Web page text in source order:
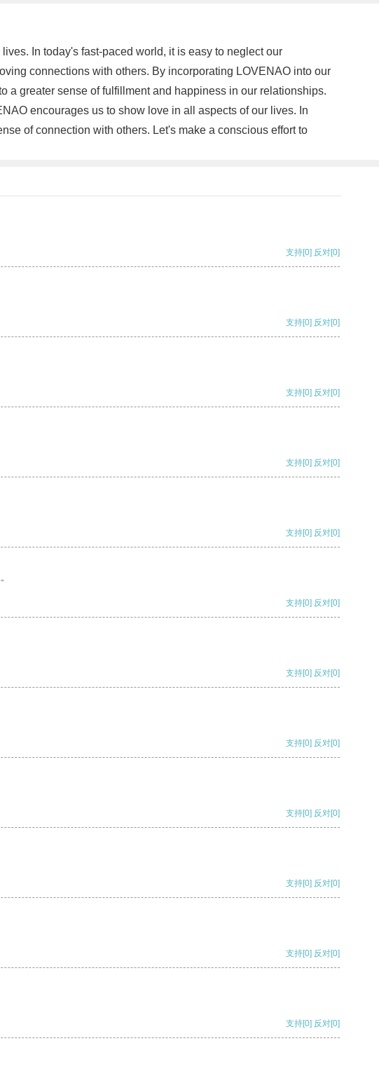
In today's fast-paced world, it is easy to neglect our
connections with others. By incorporating LOVENAO into our
a greater sense of fulfillment and happiness in our relationships.
encourages us to show love in all aspects of our lives. In
of connection with others. Let's make a conscious effort to
支持[0] 反对[0]
支持[0] 反对[0]
支持[0] 反对[0]
支持[0] 反对[0]
支持[0] 反对[0]
支持[0] 反对[0]
支持[0] 反对[0]
支持[0] 反对[0]
支持[0] 反对[0]
支持[0] 反对[0]
支持[0] 反对[0]
支持[0] 反对[0]